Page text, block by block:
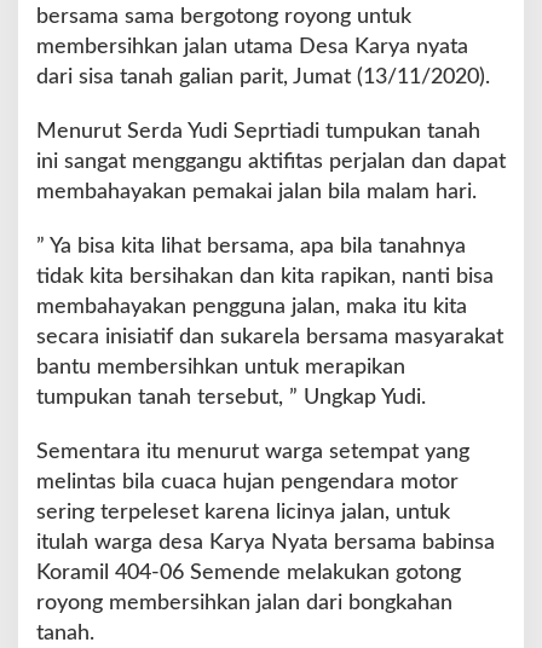
u
k
n
n
h
P
g
g
a
g
u
J
a
n
bersama sama bergotong royong untuk
membersihkan jalan utama Desa Karya nyata
dari sisa tanah galian parit, Jumat (13/11/2020).
Menurut Serda Yudi Seprtiadi tumpukan tanah
ini sangat menggangu aktifitas perjalan dan dapat
membahayakan pemakai jalan bila malam hari.
” Ya bisa kita lihat bersama, apa bila tanahnya
tidak kita bersihakan dan kita rapikan, nanti bisa
membahayakan pengguna jalan, maka itu kita
secara inisiatif dan sukarela bersama masyarakat
bantu membersihkan untuk merapikan
tumpukan tanah tersebut, ” Ungkap Yudi.
Sementara itu menurut warga setempat yang
melintas bila cuaca hujan pengendara motor
sering terpeleset karena licinya jalan, untuk
itulah warga desa Karya Nyata bersama babinsa
Koramil 404-06 Semende melakukan gotong
royong membersihkan jalan dari bongkahan
tanah.